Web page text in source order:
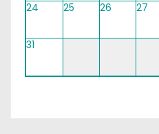
24 25 26 27
31